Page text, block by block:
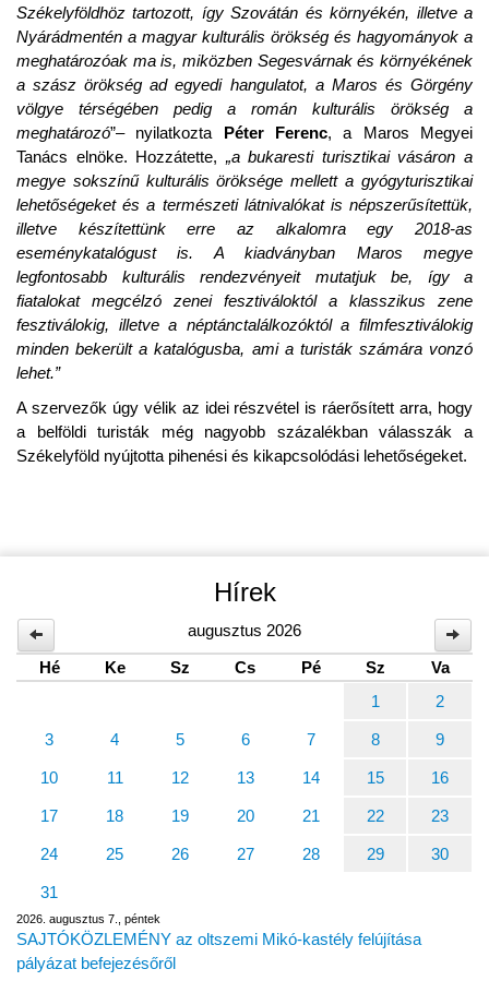
Székelyföldhöz tartozott, így Szovátán és környékén, illetve a
Nyárádmentén a magyar kulturális örökség és hagyományok a
meghatározóak ma is, miközben Segesvárnak és környékének
a szász örökség ad egyedi hangulatot, a Maros és Görgény
völgye térségében pedig a román kulturális örökség a
meghatározó”– nyilatkozta Péter Ferenc, a Maros Megyei
Tanács elnöke. Hozzátette, „a bukaresti turisztikai vásáron a
megye sokszínű kulturális öröksége mellett a gyógyturisztikai
lehetőségeket és a természeti látnivalókat is népszerűsítettük,
illetve készítettünk erre az alkalomra egy 2018-as
eseménykatalógust is. A kiadványban Maros megye
legfontosabb kulturális rendezvényeit mutatjuk be, így a
fiatalokat megcélzó zenei fesztiváloktól a klasszikus zene
fesztiválokig, illetve a néptánctalálkozóktól a filmfesztiválokig
minden bekerült a katalógusba, ami a turisták számára vonzó
lehet.”
A szervezők úgy vélik az idei részvétel is ráerősített arra, hogy
a belföldi turisták még nagyobb százalékban válasszák a
Székelyföld nyújtotta pihenési és kikapcsolódási lehetőségeket.
Hírek
augusztus 2026
Hé
Ke Sz Cs Pé Sz
Va
1
2
3 4 5 6 7 8 9
10 11 12 13 14 15 16
17 18 19 20 21 22 23
24 25 26 27 28 29 30
31
2026. augusztus 7., péntek
SAJTÓKÖZLEMÉNY az oltszemi Mikó-kastély felújítása
pályázat befejezésőről